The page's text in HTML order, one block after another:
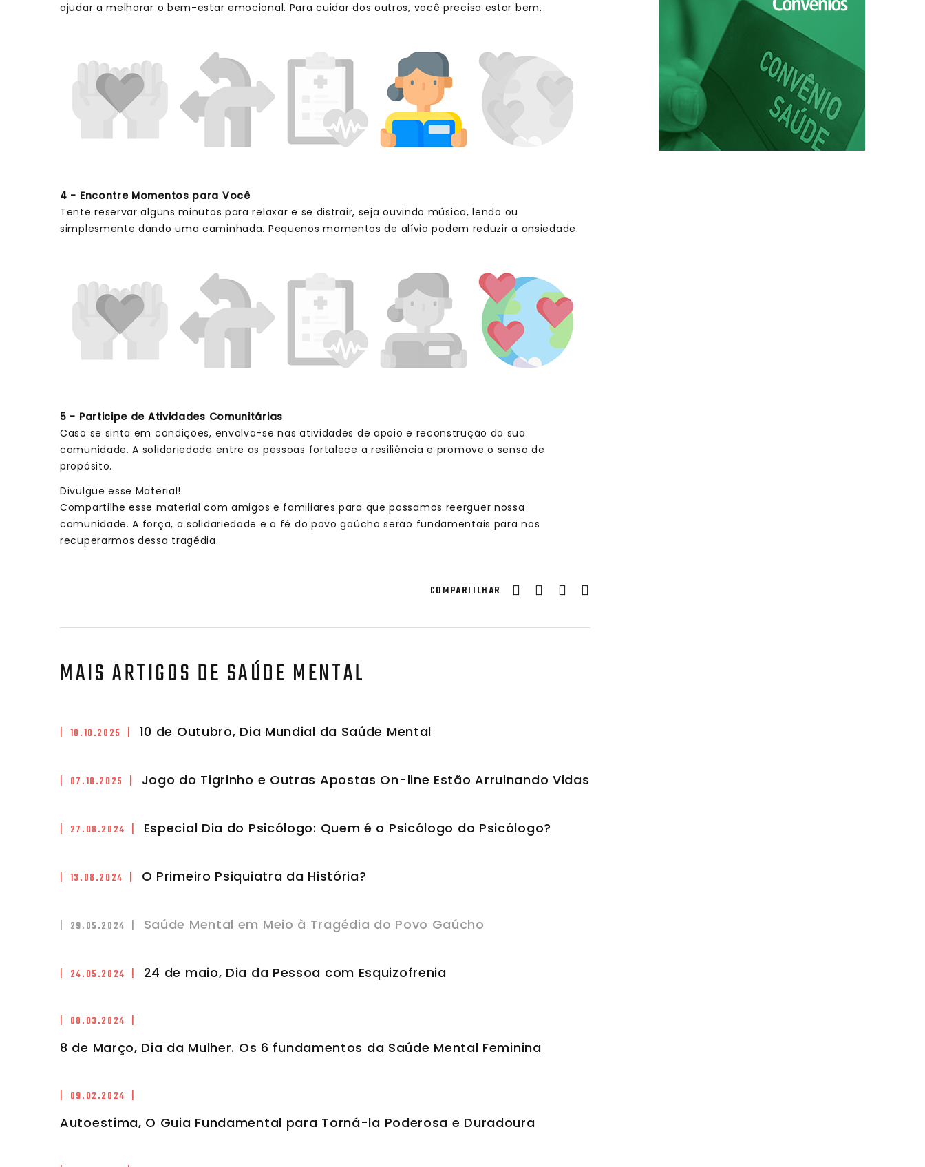
ajudar a melhorar o bem-estar emocional. Para cuidar dos outros, você precisa estar bem.
4 - Encontre Momentos para Você
Tente reservar alguns minutos para relaxar e se distrair, seja ouvindo música, lendo ou
simplesmente dando uma caminhada. Pequenos momentos de alívio podem reduzir a ansiedade.
5 - Participe de Atividades Comunitárias
Caso se sinta em condições, envolva-se nas atividades de apoio e reconstrução da sua
comunidade. A solidariedade entre as pessoas fortalece a resiliência e promove o senso de
propósito.
Divulgue esse Material!
Compartilhe esse material com amigos e familiares para que possamos reerguer nossa
comunidade. A força, a solidariedade e a fé do povo gaúcho serão fundamentais para nos
recuperarmos dessa tragédia.
COMPARTILHAR
MAIS ARTIGOS DE SAÚDE MENTAL
| 10.10.2025 | 10 de Outubro, Dia Mundial da Saúde Mental
| 07.10.2025 | Jogo do Tigrinho e Outras Apostas On-line Estão Arruinando Vidas
| 27.08.2024 | Especial Dia do Psicólogo: Quem é o Psicólogo do Psicólogo?
| 13.08.2024 | O Primeiro Psiquiatra da História?
| 29.05.2024 | Saúde Mental em Meio à Tragédia do Povo Gaúcho
| 24.05.2024 | 24 de maio, Dia da Pessoa com Esquizofrenia
| 08.03.2024 |
8 de Março, Dia da Mulher. Os 6 fundamentos da Saúde Mental Feminina
| 09.02.2024 |
Autoestima, O Guia Fundamental para Torná-la Poderosa e Duradoura